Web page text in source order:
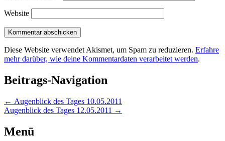
Website
Diese Website verwendet Akismet, um Spam zu reduzieren. Erfahre
mehr darüber, wie deine Kommentardaten verarbeitet werden.
Beitrags-Navigation
← Augenblick des Tages 10.05.2011
Augenblick des Tages 12.05.2011 →
Menü